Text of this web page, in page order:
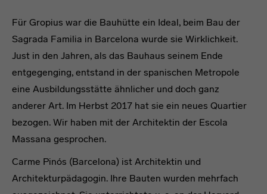
Für Gropius war die Bauhütte ein Ideal, beim Bau der
Sagrada Familia in Barcelona wurde sie Wirklichkeit.
Just in den Jahren, als das Bauhaus seinem Ende
entgegenging, entstand in der spanischen Metropole
eine Ausbildungsstätte ähnlicher und doch ganz
anderer Art. Im Herbst 2017 hat sie ein neues Quartier
bezogen. Wir haben mit der Architektin der Escola
Massana gesprochen.
Carme Pinós (Barcelona) ist Architektin und
Architekturpädagogin. Ihre Bauten wurden mehrfach